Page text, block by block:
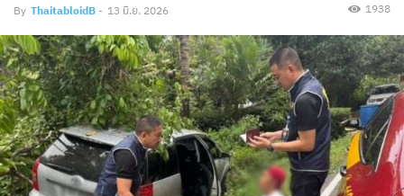
By ThaitabloidB - 13 มิ.ย. 2026 1938